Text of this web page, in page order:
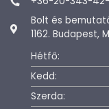
Bolt és
1162. Budapest,
Hétfő:
Kedd:
Szerda: